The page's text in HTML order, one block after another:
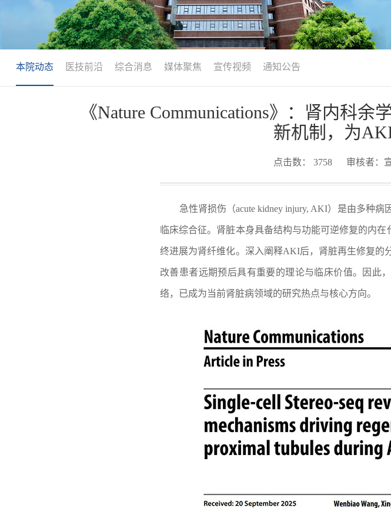
本院动态 医技前沿 综合消息 媒体聚焦 宣传视频 通知公告
《Nature Communications》：肾内科
新机制，为
点击数： 3758 审核者：
急性肾损伤（acute kidney injury, AKI）是由多种病
临床综合征。肾脏本身具备结构与功能可逆修复的内
终进展为肾纤维化。深入阐释AKI后，肾脏再生修复的
改善患者远期预后具有重要的理论与临床价值。因此
络，已成为当前肾脏病领域的研究热点与核心方向。